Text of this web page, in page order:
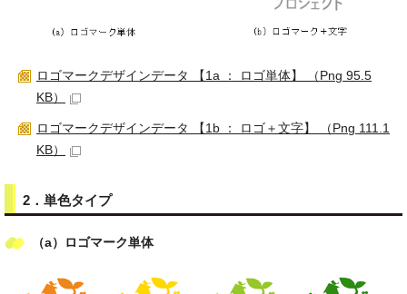
ロゴマークデザインデータ 【1a ： ロゴ単体】 （Png 95.5
KB）
ロゴマークデザインデータ 【1b ： ロゴ＋文字】 （Png 111.1
KB）
2．単色タイプ
（a）ロゴマーク単体